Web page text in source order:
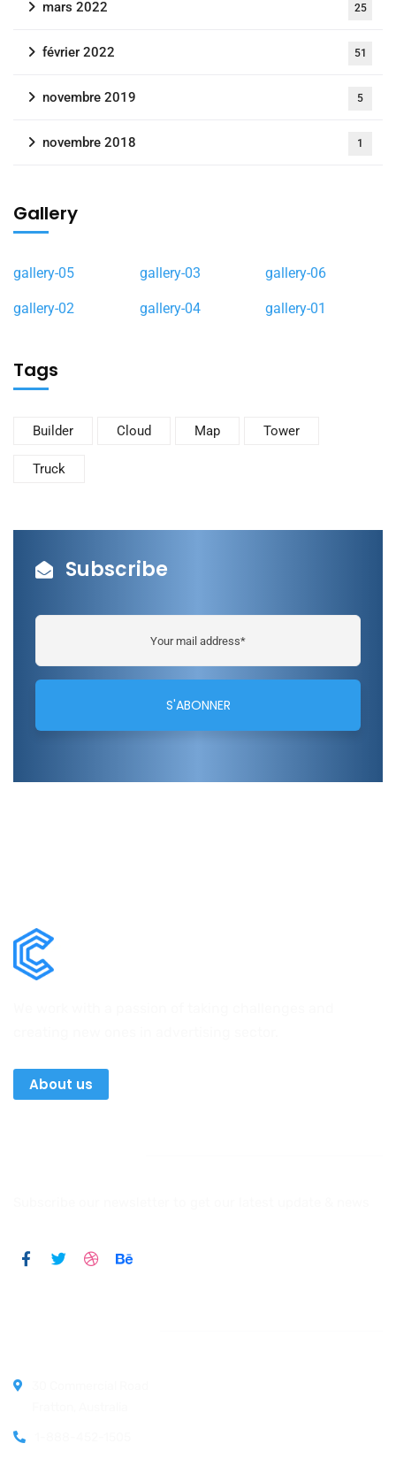
mars 2022 25
février 2022 51
novembre 2019 5
novembre 2018 1
Gallery
gallery-05 gallery-03 gallery-06
gallery-02 gallery-04 gallery-01
Tags
Builder Cloud Map Tower
Truck
Subscribe
About us